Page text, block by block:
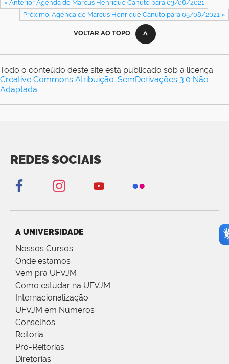
« Anterior Agenda de Marcus Henrique Canuto para 03/08/2021
Próximo: Agenda de Marcus Henrique Canuto para 05/08/2021 »
VOLTAR AO TOPO
Todo o conteúdo deste site está publicado sob a licença
Creative Commons Atribuição-SemDerivações 3.0 Não
Adaptada.
REDES SOCIAIS
A UNIVERSIDADE
Nossos Cursos
Onde estamos
Vem pra UFVJM
Como estudar na UFVJM
Internacionalização
UFVJM em Números
Conselhos
Reitoria
Pró-Reitorias
Diretorias